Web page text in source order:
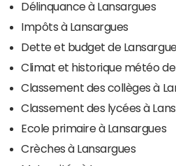
Délinquance à Lansargues
Impôts à Lansargues
Dette et budget de
Climat et historique météo de
Classement des collèges à
Classement des lycées à
Ecole primaire à Lansargues
Crèches à Lansargues